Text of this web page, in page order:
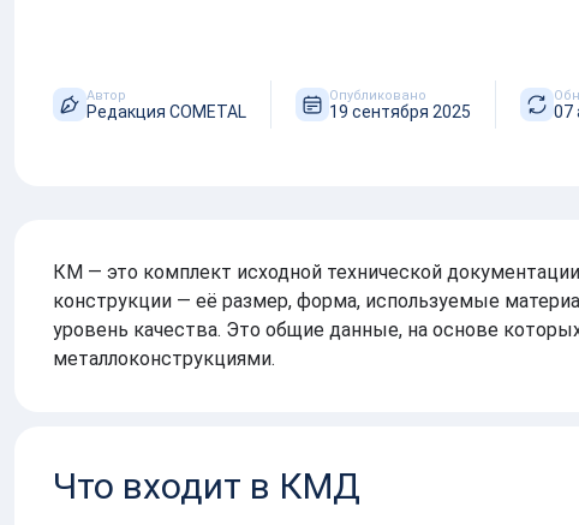
Автор
Редакция COMETAL
Опубликовано
19 сентября 2025 07
КМ — это комплект исходной технической
конструкции — её размер, форма, используемые
уровень качества. Это общие данные, на основе
металлоконструкциями.
Что входит в КМД